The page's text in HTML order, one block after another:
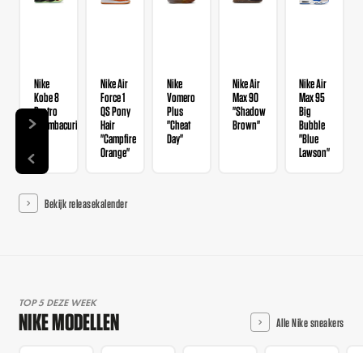
Nike
Kobe 8
Protro
"Mambacurial"
Nike Air
Force 1
QS Pony
Hair
"Campfire
Orange"
Nike
Vomero
Plus
"Cheat
Day"
Nike Air
Max 90
"Shadow
Brown"
Nike Air
Max 95
Big
Bubble
"Blue
Lawson"
Bekijk releasekalender
TOP 5 DEZE WEEK
NIKE MODELLEN Alle Nike sneakers